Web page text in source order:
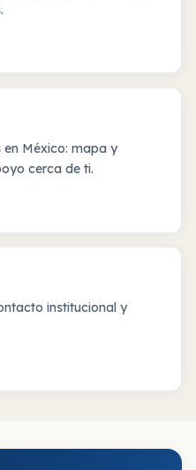
en México: mapa y
cerca de ti.
institucional y